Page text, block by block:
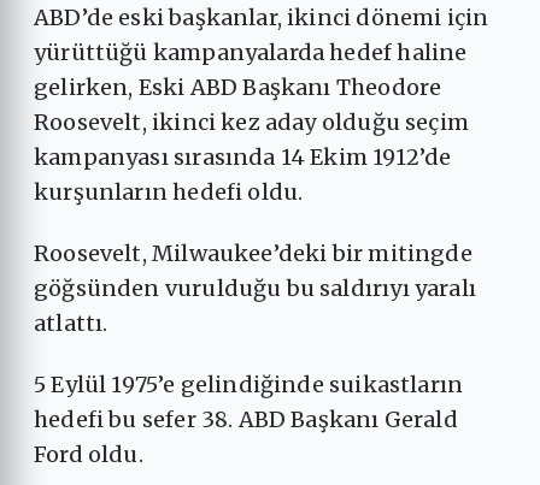
ABD’de eski başkanlar, ikinci dönemi için
yürüttüğü kampanyalarda hedef haline
gelirken, Eski ABD Başkanı Theodore
Roosevelt, ikinci kez aday olduğu seçim
kampanyası sırasında 14 Ekim 1912’de
kurşunların hedefi oldu.
Roosevelt, Milwaukee’deki bir mitingde
göğsünden vurulduğu bu saldırıyı yaralı
atlattı.
5 Eylül 1975’e gelindiğinde suikastların
hedefi bu sefer 38. ABD Başkanı Gerald
Ford oldu.